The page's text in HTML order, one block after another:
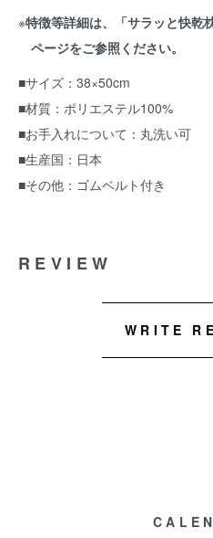
※特徴等詳細は、「サラッと快乾
ページをご参照ください。
■サイズ：38×50cm
■材質：ポリエステル100%
■お手入れについて：丸洗い可
■生産国：日本
■その他：ゴムベルト付き
REVIEW
WRITE